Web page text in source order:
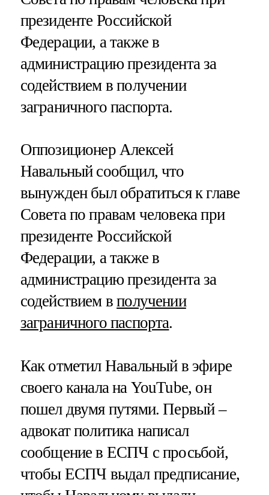
президенте Российской
Федерации, а также в
администрацию президента за
содействием в получении
заграничного паспорта.
Оппозиционер Алексей
Навальный сообщил, что
вынужден был обратиться к главе
Совета по правам человека при
президенте Российской
Федерации, а также в
администрацию президента за
содействием вполучении
заграничного паспорта.
Как отметил Навальный в эфире
своего канала на YouTube, он
пошел двумя путями. Первый –
адвокат политика написал
сообщение в ЕСПЧ с просьбой,
чтобы ЕСПЧ выдал предписание,